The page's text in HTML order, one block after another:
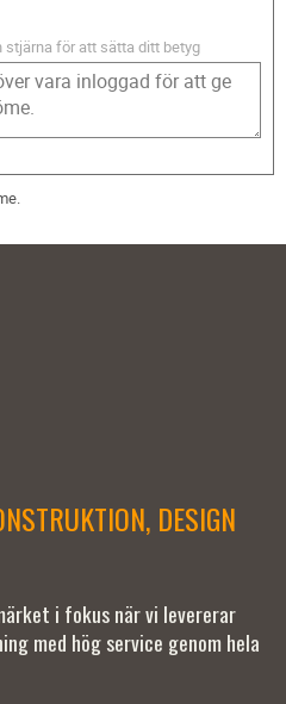
stjärna för att sätta ditt betyg
DESIGN
i fokus när vi levererar
med hög service genom hela